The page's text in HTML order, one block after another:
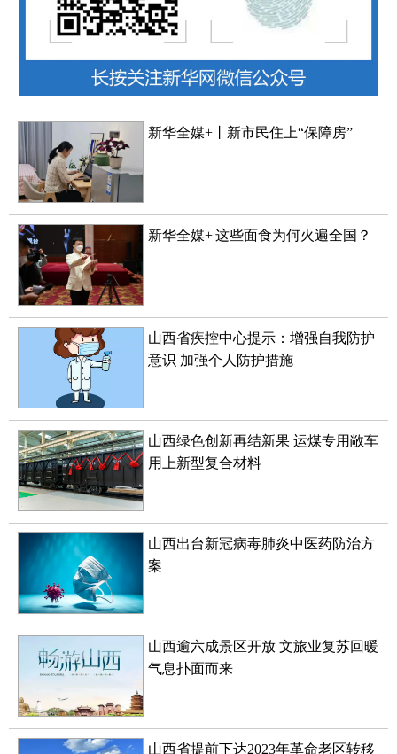
新华全媒+丨新市民住上“保障房”
新华全媒+|这些面食为何火遍全国？
山西省疾控中心提示：增强自我防护
意识 加强个人防护措施
山西绿色创新再结新果 运煤专用敞车
用上新型复合材料
山西出台新冠病毒肺炎中医药防治方
案
山西逾六成景区开放 文旅业复苏回暖
气息扑面而来
山西省提前下达2023年革命老区转移